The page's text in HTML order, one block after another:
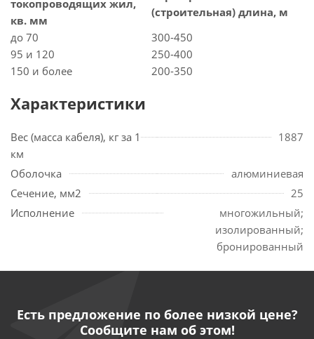
токопроводящих жил,
кв. мм
(строительная) длина, м
до 70
300-450
95 и 120
250-400
150 и более
200-350
Характеристики
Вес (масса кабеля), кг за 1
км
1887
Оболочка
алюминиевая
Сечение, мм2
25
Исполнение
многожильный;
изолированный;
бронированный
Есть предложение по более низкой цене?
Сообщите нам об этом!